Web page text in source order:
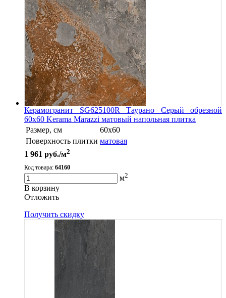
Керамогранит SG625100R Таурано Серый обрезной
60х60 Kerama Marazzi матовый напольная плитка
Размер, см
60х60
Поверхность плитки матовая
1 961 руб./м2
Код товара: 64160
м2
В корзину
Oтложить
Получить скидку